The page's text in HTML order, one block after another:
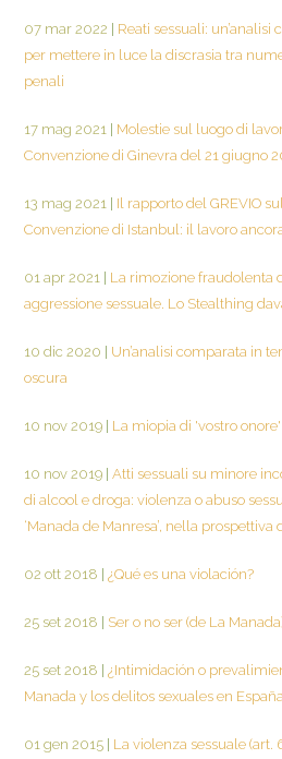
07 mar 2022
Reati sessuali:
per mettere in luce la discrasia tra
penali
17 mag 2021
Molestie sul luogo di
Convenzione di Ginevra del 21 giugno
13 mag 2021
Il rapporto del GREVIO
Convenzione di Istanbul: il lavoro
01 apr 2021
La rimozione fraudolenta
aggressione sessuale. Lo Stealthing
10 dic 2020
Un’analisi comparata in
oscura
10 nov 2019 La miopia di 'vostro onore'
10 nov 2019 Atti sessuali su minore
di alcool e droga: violenza o abuso
‘Manada de Manresa’, nella
02 ott 2018 ¿Qué es una violación?
25 set 2018 Ser o no ser (de La
25 set 2018
¿Intimidación o
Manada y los delitos sexuales en España
01 gen 2015
La violenza sessuale (art.